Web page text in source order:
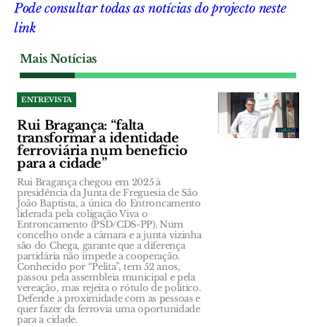
Pode consultar todas as notícias do projecto neste
link
Mais Notícias
ENTREVISTA
Rui Bragança: “falta
transformar a identidade
ferroviária num benefício
para a cidade”
Rui Bragança chegou em 2025 à
presidência da Junta de Freguesia de São
João Baptista, a única do Entroncamento
liderada pela coligação Viva o
Entroncamento (PSD/CDS-PP). Num
concelho onde a câmara e a junta vizinha
são do Chega, garante que a diferença
partidária não impede a cooperação.
Conhecido por “Pelita”, tem 52 anos,
passou pela assembleia municipal e pela
vereação, mas rejeita o rótulo de político.
Defende a proximidade com as pessoas e
quer fazer da ferrovia uma oportunidade
para a cidade.